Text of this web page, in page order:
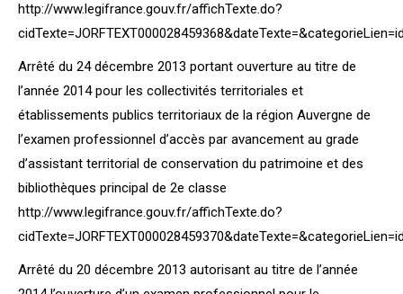
http://www.legifrance.gouv.fr/affichTexte.do?
Arrêté du 24 décembre 2013 portant ouverture au titre de
l’année 2014 pour les collectivités territoriales et
établissements publics territoriaux de la région Auvergne de
l’examen professionnel d’accès par avancement au grade
d’assistant territorial de conservation du patrimoine et des
bibliothèques principal de 2e classe
http://www.legifrance.gouv.fr/affichTexte.do?
Arrêté du 20 décembre 2013 autorisant au titre de l’année